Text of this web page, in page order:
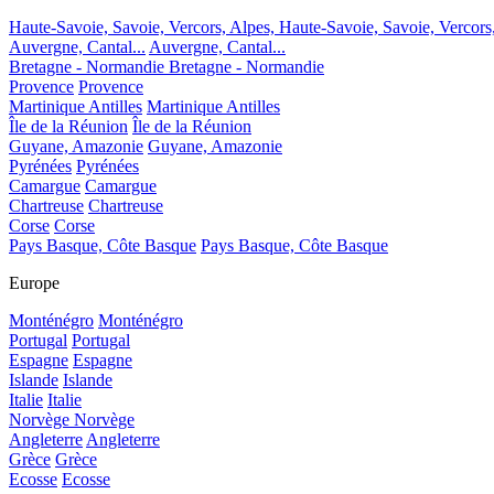
Haute-Savoie, Savoie, Vercors, Alpes, Haute-Savoie, Savoie,
Auvergne, Cantal... Auvergne, Cantal...
Bretagne - Normandie Bretagne - Normandie
Provence Provence
Martinique Antilles Martinique Antilles
Île de la Réunion Île de la Réunion
Guyane, Amazonie Guyane, Amazonie
Pyrénées Pyrénées
Camargue Camargue
Chartreuse Chartreuse
Corse Corse
Pays Basque, Côte Basque Pays Basque, Côte Basque
Europe
Monténégro Monténégro
Portugal Portugal
Espagne Espagne
Islande Islande
Italie Italie
Norvège Norvège
AngleterreAngleterre
Grèce Grèce
Ecosse Ecosse